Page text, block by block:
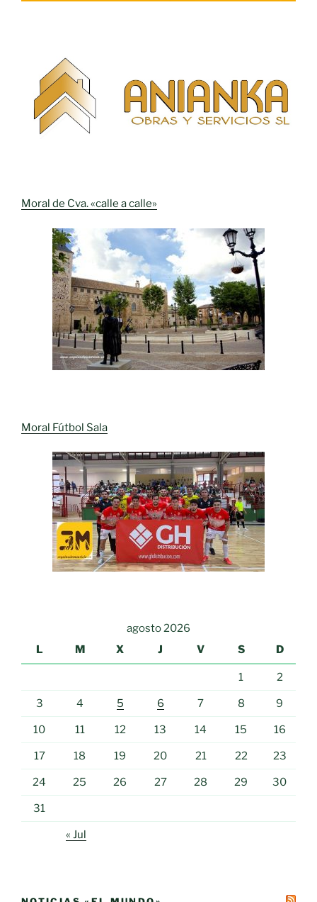
Moral de Cva. «calle a calle»
Moral Fútbol Sala
agosto 2026
L
M X J V S D
1 2
3 4 5 6 7 8 9
10 11 12 13 14 15 16
17 18 19 20 21 22 23
24 25 26 27 28 29 30
31
« Jul